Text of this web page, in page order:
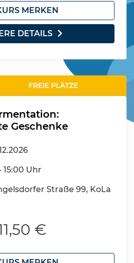
MERKEN
DETAILS
FREIE PLÄTZE
Geschenke
15:00 Uhr
Straße 99, KoLa
€